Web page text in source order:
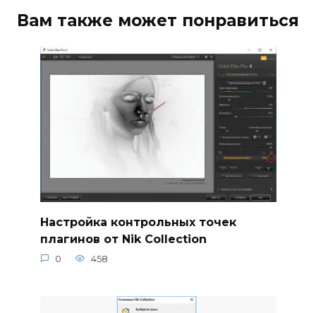
Вам также может понравиться
Настройка контрольных точек
плагинов от Nik Collection
0 458